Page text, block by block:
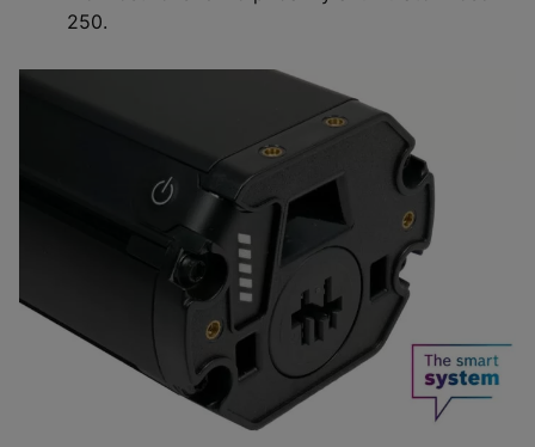
250.